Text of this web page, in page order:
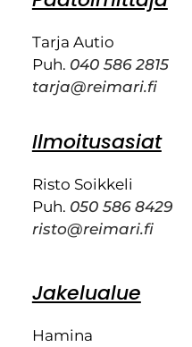
Tarja Autio
Puh. 040 586 2815
tarja@reimari.fi
Ilmoitusasiat
Risto Soikkeli
Puh. 050 586 8429
risto@reimari.fi
Jakelualue
Hamina